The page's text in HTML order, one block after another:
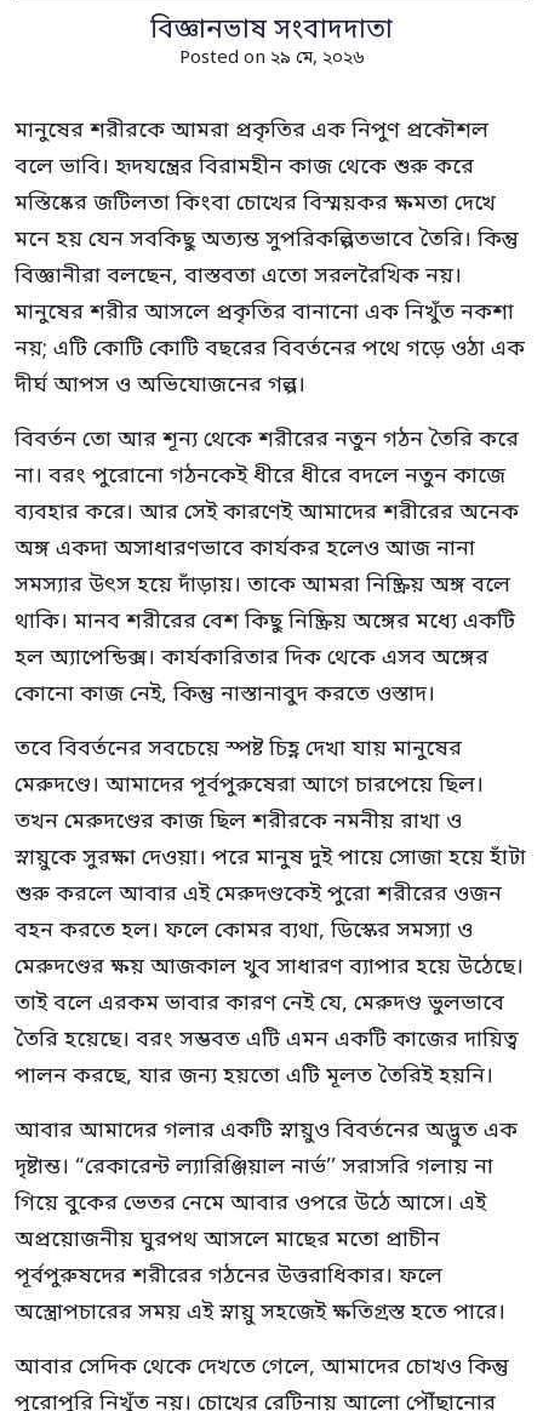
বিজ্ঞানভাষ সংবাদদাতা
Posted on ২৯ মে, ২০২৬
মানুষের শরীরকে আমরা প্রকৃতির এক নিপুণ প্রকৌশল
বলে ভাবি। হৃদযন্ত্রের বিরামহীন কাজ থেকে শুরু করে
মস্তিষ্কের জটিলতা কিংবা চোখের বিস্ময়কর ক্ষমতা দেখে
মনে হয় যেন সবকিছু অত্যন্ত সুপরিকল্পিতভাবে তৈরি। কিন্তু
বিজ্ঞানীরা বলছেন, বাস্তবতা এতো সরলরৈখিক নয়।
মানুষের শরীর আসলে প্রকৃতির বানানো এক নিখুঁত নকশা
নয়; এটি কোটি কোটি বছরের বিবর্তনের পথে গড়ে ওঠা এক
দীর্ঘ আপস ও অভিযোজনের গল্প।
বিবর্তন তো আর শূন্য থেকে শরীরের নতুন গঠন তৈরি করে
না। বরং পুরোনো গঠনকেই ধীরে ধীরে বদলে নতুন কাজে
ব্যবহার করে। আর সেই কারণেই আমাদের শরীরের অনেক
অঙ্গ একদা অসাধারণভাবে কার্যকর হলেও আজ নানা
সমস্যার উৎস হয়ে দাঁড়ায়। তাকে আমরা নিষ্ক্রিয় অঙ্গ বলে
থাকি। মানব শরীরের বেশ কিছু নিষ্ক্রিয় অঙ্গের মধ্যে একটি
হল অ্যাপেন্ডিক্স। কার্যকারিতার দিক থেকে এসব অঙ্গের
কোনো কাজ নেই, কিন্তু নাস্তানাবুদ করতে ওস্তাদ।
তবে বিবর্তনের সবচেয়ে স্পষ্ট চিহ্ণ দেখা যায় মানুষের
মেরুদণ্ডে। আমাদের পূর্বপুরুষেরা আগে চারপেয়ে ছিল।
তখন মেরুদণ্ডের কাজ ছিল শরীরকে নমনীয় রাখা ও
স্নায়ুকে সুরক্ষা দেওয়া। পরে মানুষ দুই পায়ে সোজা হয়ে হাঁটা
শুরু করলে আবার এই মেরুদণ্ডকেই পুরো শরীরের ওজন
বহন করতে হল। ফলে কোমর ব্যথা, ডিস্কের সমস্যা ও
মেরুদণ্ডের ক্ষয় আজকাল খুব সাধারণ ব্যাপার হয়ে উঠেছে।
তাই বলে এরকম ভাবার কারণ নেই যে, মেরুদণ্ড ভুলভাবে
তৈরি হয়েছে। বরং সম্ভবত এটি এমন একটি কাজের দায়িত্ব
পালন করছে, যার জন্য হয়তো এটি মূলত তৈরিই হয়নি।
আবার আমাদের গলার একটি স্নায়ুও বিবর্তনের অদ্ভুত এক
দৃষ্টান্ত। “রেকারেন্ট ল্যারিঞ্জিয়াল নার্ভ’’ সরাসরি গলায় না
গিয়ে বুকের ভেতর নেমে আবার ওপরে উঠে আসে। এই
অপ্রয়োজনীয় ঘুরপথ আসলে মাছের মতো প্রাচীন
পূর্বপুরুষদের শরীরের গঠনের উত্তরাধিকার। ফলে
অস্ত্রোপচারের সময় এই স্নায়ু সহজেই ক্ষতিগ্রস্ত হতে পারে।
আবার সেদিক থেকে দেখতে গেলে, আমাদের চোখও কিন্তু
পুরোপুরি নিখুঁত নয়। চোখের রেটিনায় আলো পৌঁছানোর